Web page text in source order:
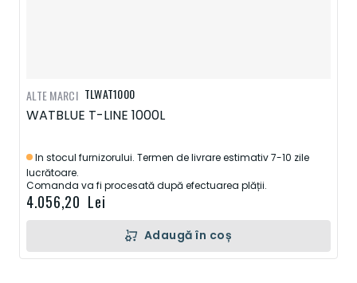
TLWAT1000
WATBLUE T-LINE 1000L
In stocul furnizorului. Termen de livrare estimativ 7-10 zile
lucrătoare.
Comanda va fi procesată după efectuarea plății.
4.056,20 Lei
ALTE MARCI
Adaugă în coș